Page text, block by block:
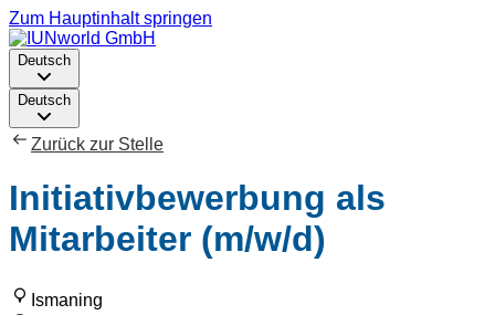
Zum Hauptinhalt springen
Deutsch
Deutsch
Zurück zur Stelle
Initiativbewerbung als
Mitarbeiter (m/w/d)
Ismaning